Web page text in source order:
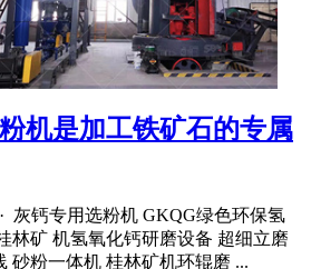
机是加工铁矿石的专属
灰钙专用选粉机 GKQG绿色环保氢
林矿 机氢氧化钙研磨设备 超细立磨
砂粉一体机 桂林矿机环辊磨 ...